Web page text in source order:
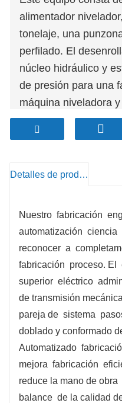
alimentador
tonelaje, una
perfilado. El
núcleo hidráulico y
de presión para una
máquina niveladora
introducir materiales
punzón. , la
perforar nervaduras
caracteres, etc.
controlan mediante
sistema de perfilado
con un diámetro de
cromada dura y el
0,05 mm. Garantizar
precisión y alta
producción.
Detalles de producto
Nuestro fabricación
automatización ciencia
reconocer a
fabricación proceso. El
superior eléctrico
de transmisión
pareja de sistema
doblado y conformado
Automatizado
mejora fabricación
reduce la mano de obra
balance de la calidad